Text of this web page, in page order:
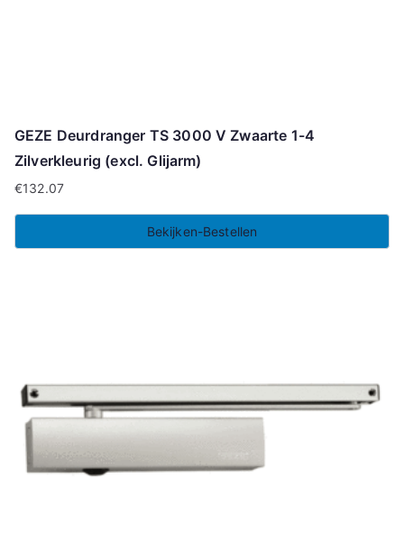
GEZE Deurdranger TS 3000 V Zwaarte 1-4
Zilverkleurig (excl. Glijarm)
€132.07
Bekijken-Bestellen